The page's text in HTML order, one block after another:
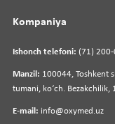
Ishonch telefoni: (71) 200-
Manzil: 100044, Toshkent
tumani, koʻch. Bezakchilik,
E-mail: info@oxymed.uz
Kompaniya